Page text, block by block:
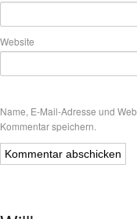
Website
Name, E-Mail-Adresse und
Kommentar speichern.